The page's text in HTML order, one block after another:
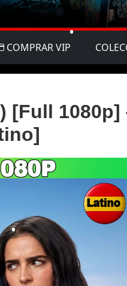
COMPRAR VIP
[Full 1080p]